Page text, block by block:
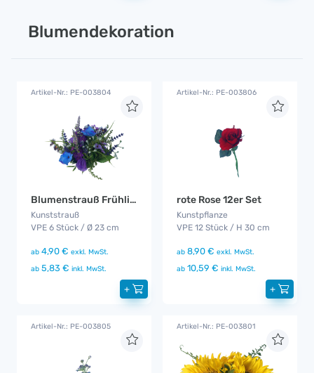
Blumendekoration
Artikel-Nr.: PE-003804
Blumenstrauß Frühling / Sommer 6er Set
Kunststrauß
VPE 6 Stück / Ø 23 cm
ab 4,90 € exkl. MwSt.
ab 5,83 € inkl. MwSt.
+
Artikel-Nr.: PE-003806
rote Rose 12er Set
Kunstpflanze
VPE 12 Stück / H 30 cm
ab 8,90 € exkl. MwSt.
ab 10,59 € inkl. MwSt.
+
Artikel-Nr.: PE-003805 Artikel-Nr.: PE-003801